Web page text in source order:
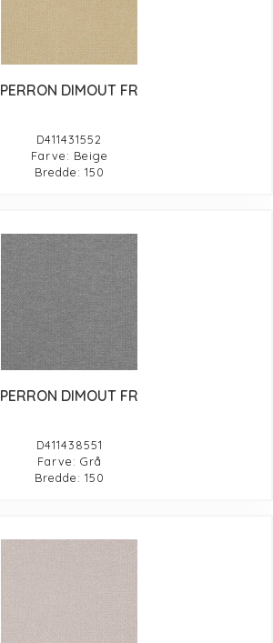
PERRON DIMOUT FR
D411431552
Farve: Beige
Bredde: 150
PERRON DIMOUT FR
D411438551
Farve: Grå
Bredde: 150